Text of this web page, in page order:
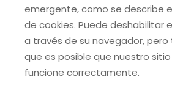
emergente, como se describe
de cookies. Puede deshabilitar
a través de su navegador,
que es posible que nuestro
funcione correctamente.